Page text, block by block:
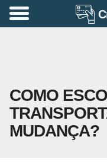
COMO
MUDANÇA?
A
e
n
t